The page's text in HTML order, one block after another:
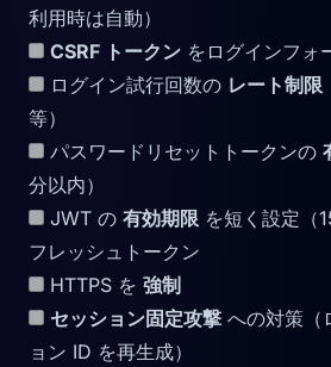
利用時は自動）
CSRF トークン をログインフォ
ログイン試行回数の レート制限
等）
パスワードリセットトークンの
分以内）
JWT の 有効期限 を短く設定（
フレッシュトークン
HTTPS を 強制
セッション固定攻撃 への対策（
ョン ID を再生成）